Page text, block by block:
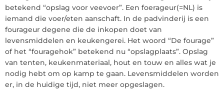
betekend “opslag voor veevoer”. Een foerageur(=NL) is
iemand die voer/eten aanschaft. In de padvinderij is een
fourageur degene die de inkopen doet van
levensmiddelen en keukengerei. Het woord “De fourage”
of het “fouragehok” betekend nu “opslagplaats”. Opslag
van tenten, keukenmateriaal, hout en touw en alles wat je
nodig hebt om op kamp te gaan. Levensmiddelen worden
er, in de huidige tijd, niet meer opgeslagen.